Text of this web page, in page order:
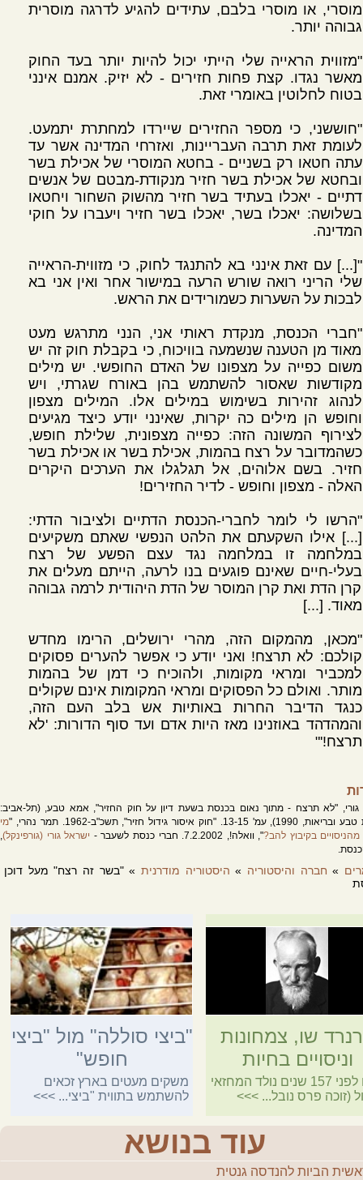
מוסרי, או מוסרי בלבם, עתידים להגיע לדרגה מוסרית
גבוהה יותר.
"מזווית הראייה שלי הייתי יכול להיות יותר בעד החוק
מאשר נגדו. קצת פחות חזירים - לא יזיק. אמנם אינני
בטוח לחלוטין באומרי זאת.
"חוששני, כי מספר החזירים שיירדו למחתרת יתמעט.
לעומת זאת תרבה העבריינות, ואזרחי המדינה אשר עד
עתה חטאו רק בשניים - בחטא המוסרי של אכילת בשר
ובחטא של אכילת בשר חזיר מנקודת-מבטם של אנשים
דתיים - יאכלו בעתיד בשר חזיר מהשוק השחור ויחטאו
בשלושה: יאכלו בשר, יאכלו בשר חזיר ויעברו על חוקי
המדינה.
"[...] עם זאת אינני בא להתנגד לחוק, כי מזווית-הראייה
שלי הריני רואה שורש הרעה במישור אחר ואין אני בא
לבכות על השערות כשמורידים את הראש.
"חברי הכנסת, מנקדת ראותי אני, הנני מתרגש מעט
מאוד מן הטענה שנשמעה בוויכוח, כי בקבלת חוק זה יש
משום כפייה על מצפונו של האדם החופשי. יש מילים
מקודשות שאסור להשתמש בהן באורח שגרתי, ויש
לנהוג זהירות בשימוש במילים אלו. המילים מצפון
וחופש הן מילים כה יקרות, שאינני יודע כיצד מגיעים
לצירוף המשונה הזה: כפייה מצפונית, שלילת חופש,
כשהמדובר על רצח בהמות, אכילת בשר או אכילת בשר
חזיר. בשם אלוהים, אל תגלגלו את הערכים היקרים
האלה - מצפון וחופש - לדיר החזירים!
"הרשו לי לומר לחברי-הכנסת הדתיים ולציבור הדתי:
[...] אילו השקעתם את הלהט הנפשי שאתם משקיעים
במלחמה זו במלחמה נגד עצם הפשע של רצח
בעלי-חיים שאינם פוגעים בנו לרעה, הייתם מעלים את
קרן הדת ואת קרן המוסר של הדת היהודית לרמה גבוהה
מאוד. [...]
"מכאן, מהמקום הזה, מהרי ירושלים, הרימו מחדש
קולכם: לא תרצח! ואני יודע כי אפשר להערים פסוקים
למכביר ומראי מקומות, ולהוכיח כי דמן של בהמות
מותר. ואולם כל הפסוקים ומראי המקומות אינם שקולים
כנגד הדיבר החרות באותיות אש בלב העם הזה,
והמהדהד באוזנינו מאז היות אדם ועד סוף הדורות: 'לא
תרצח!'"
גורי, "לא תרצח - מתוך נאום בכנסת בשעת דיון על חוק החזיר", אמא טבע, (תל-אביב:
13-15. "חוק איסור גידול חזיר", תשכ"ב-1962. תמר נהרי, "
מי
מהניסויים בקיבוץ להב?", וואלה!, 7.2.2002. חברי כנסת לשעבר - ישראל גורי (גורפינקל)
» חברה והיסטוריה » היסטוריה מודרנית » "בשר זה רצח" מעל דוכן
שו, צמחונות
וניסויים בחיות
היום לפני 157 שנים נולד המחזאי
(זוכה פרס נובל... >>>
"ביצי סוללה" מול "ביצי
חופש"
משקים מעטים בארץ זכאים
להשתמש בתווית "ביצי... >>>
עוד בנושא
הביות להנדסה גנטית